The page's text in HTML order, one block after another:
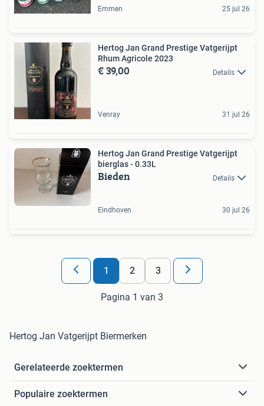
Emmen 25 jul 26
Hertog Jan Grand Prestige Vatgerijpt
Rhum Agricole 2023
€ 39,00 Details
Venray 31 jul 26
Hertog Jan Grand Prestige Vatgerijpt
bierglas - 0.33L
Bieden Details
Eindhoven 30 jul 26
1 2 3
Pagina 1 van 3
Hertog Jan Vatgerijpt Biermerken
Gerelateerde zoektermen
Populaire zoektermen